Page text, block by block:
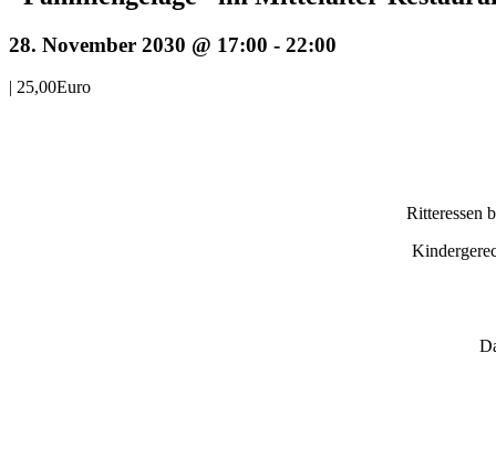
28. November 2030 @ 17:00 - 22:00
| 25,00Euro
Ritteressen